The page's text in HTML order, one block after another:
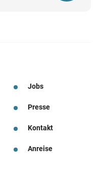
Jobs
Presse
Kontakt
Anreise